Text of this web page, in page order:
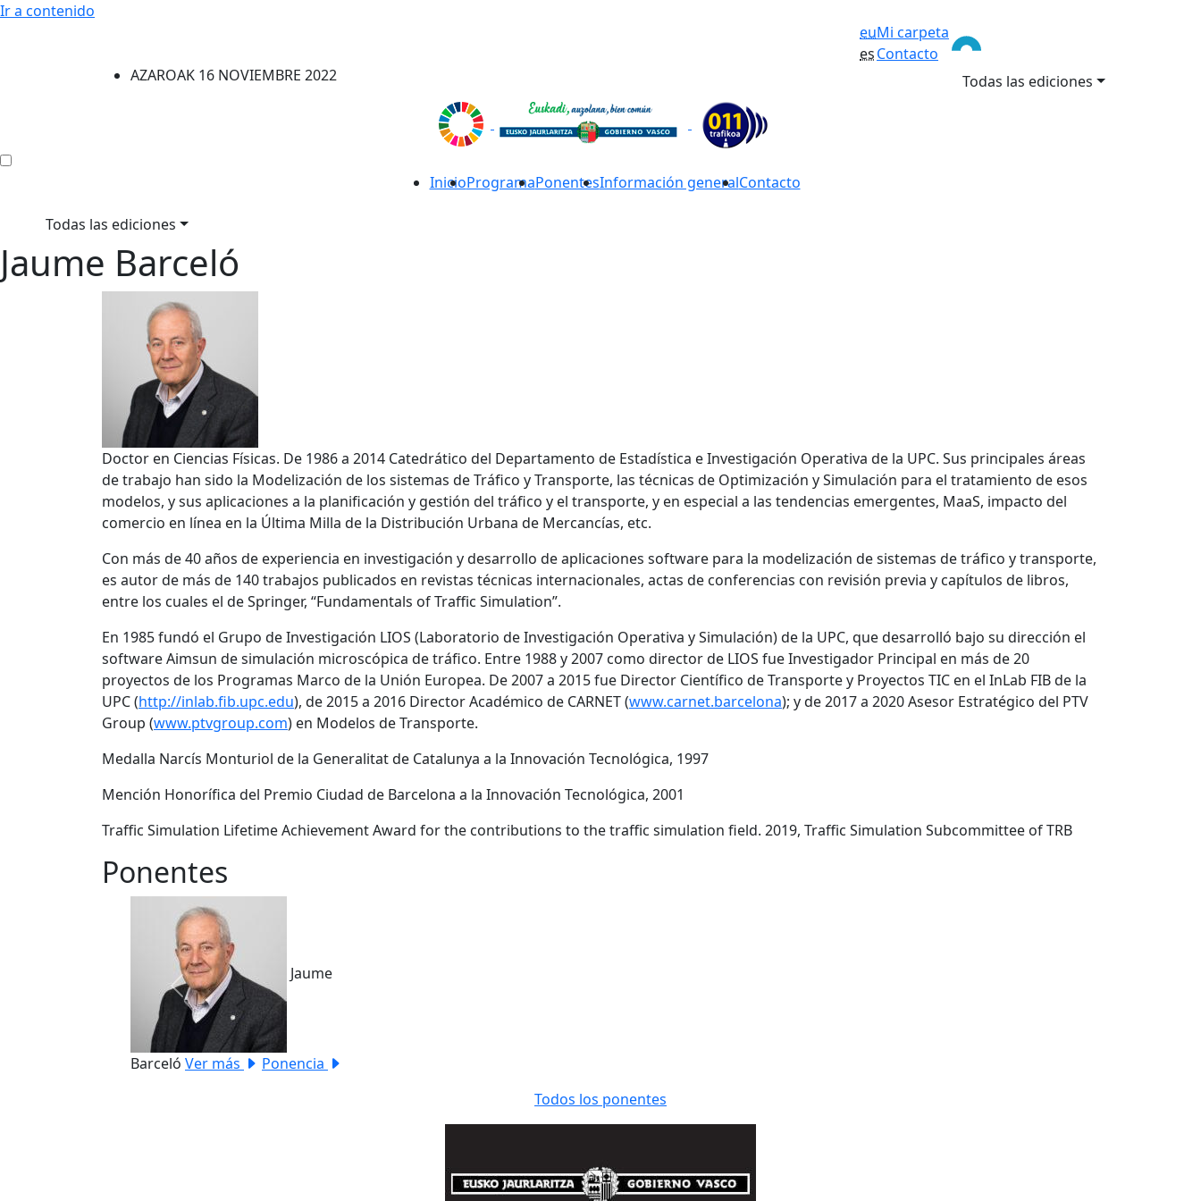
Ir a contenido
eu
es
Mi carpeta
Contacto
AZAROAK 16 NOVIEMBRE 2022
Todas las ediciones
InicioProgramaPonentesInformación generalContacto
Todas las ediciones
Jaume Barceló
Doctor en Ciencias Físicas. De 1986 a 2014 Catedrático del Departamento de Estadística e Investigación Operativa de la UPC. Sus principales áreas
de trabajo han sido la Modelización de los sistemas de Tráfico y Transporte, las técnicas de Optimización y Simulación para el tratamiento de esos
modelos, y sus aplicaciones a la planificación y gestión del tráfico y el transporte, y en especial a las tendencias emergentes, MaaS, impacto del
comercio en línea en la Última Milla de la Distribución Urbana de Mercancías, etc.
Con más de 40 años de experiencia en investigación y desarrollo de aplicaciones software para la modelización de sistemas de tráfico y transporte,
es autor de más de 140 trabajos publicados en revistas técnicas internacionales, actas de conferencias con revisión previa y capítulos de libros,
entre los cuales el de Springer, “Fundamentals of Traffic Simulation”.
En 1985 fundó el Grupo de Investigación LIOS (Laboratorio de Investigación Operativa y Simulación) de la UPC, que desarrolló bajo su dirección el
software Aimsun de simulación microscópica de tráfico. Entre 1988 y 2007 como director de LIOS fue Investigador Principal en más de 20
proyectos de los Programas Marco de la Unión Europea. De 2007 a 2015 fue Director Científico de Transporte y Proyectos TIC en el InLab FIB de la
UPC (http://inlab.fib.upc.edu), de 2015 a 2016 Director Académico de CARNET (www.carnet.barcelona); y de 2017 a 2020 Asesor Estratégico del PTV
Group (www.ptvgroup.com) en Modelos de Transporte.
Medalla Narcís Monturiol de la Generalitat de Catalunya a la Innovación Tecnológica, 1997
Mención Honorífica del Premio Ciudad de Barcelona a la Innovación Tecnológica, 2001
Traffic Simulation Lifetime Achievement Award for the contributions to the traffic simulation field. 2019, Traffic Simulation Subcommittee of TRB
Ponentes
Previous
Jaume
Barceló Ver más Ponencia
Todos los ponentes